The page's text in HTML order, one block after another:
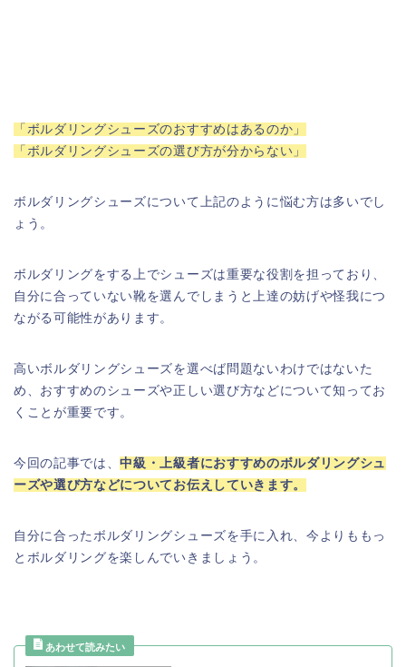
「ボルダリングシューズのおすすめはあるのか」
「ボルダリングシューズの選び方が分からない」
ボルダリングシューズについて上記のように悩む方は多いでし
ょう。
ボルダリングをする上でシューズは重要な役割を担っており、
自分に合っていない靴を選んでしまうと上達の妨げや怪我につ
ながる可能性があります。
高いボルダリングシューズを選べば問題ないわけではないた
め、おすすめのシューズや正しい選び方などについて知ってお
くことが重要です。
今回の記事では、中級・上級者におすすめのボルダリングシュ
ーズや選び方などについてお伝えしていきます。
自分に合ったボルダリングシューズを手に入れ、今よりももっ
とボルダリングを楽しんでいきましょう。